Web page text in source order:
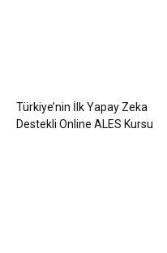
Türkiye’nin İlk Yapay Zeka
Destekli Online ALES Kursu